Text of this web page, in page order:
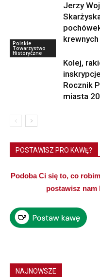
Jerzy
krewnych
Polskie
Towarzystwo
Historyczne
Kolej,
Rocznik
miasta
POSTAWISZ PRO KAWĘ?
Podoba Ci się to, co
postawisz nam
NAJNOWSZE